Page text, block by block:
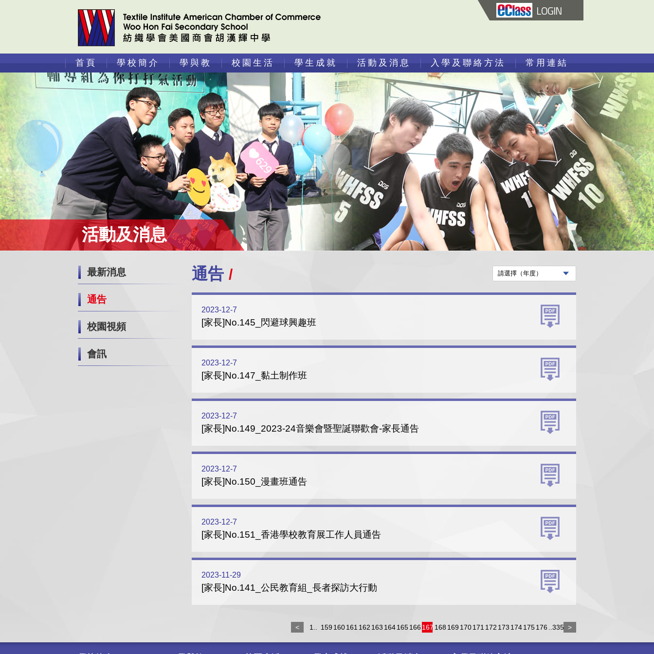
LOGIN
首頁 學校簡介 學與教 校園生活 學生成就 活動及消息 入學及聯絡方法 常用連結
活動及消息
最新消息
通告
校園視頻
會訊
通告
2023-12-7
[家長]No.145_閃避球興趣班
2023-12-7
[家長]No.147_黏土制作班
2023-12-7
[家長]No.149_2023-24音樂會暨聖誕聯歡會-家長通告
2023-12-7
[家長]No.150_漫畫班通告
2023-12-7
[家長]No.151_香港學校教育展工作人員通告
2023-11-29
[家長]No.141_公民教育組_長者探訪大行動
< 1.. 159160161 162 163 164165166 167 168 169170171 172 173 174175176 ..335 >